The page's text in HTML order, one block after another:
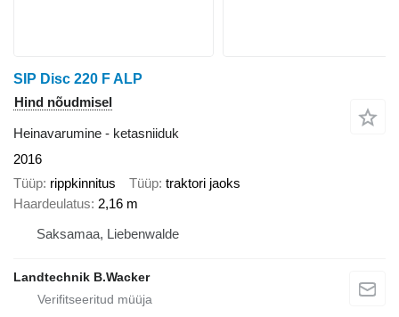
SIP Disc 220 F ALP
Hind nõudmisel
Heinavarumine - ketasniiduk
2016
Tüüp rippkinnitus Tüüp traktori jaoks
Haardeulatus 2,16 m
Saksamaa, Liebenwalde
Landtechnik B.Wacker